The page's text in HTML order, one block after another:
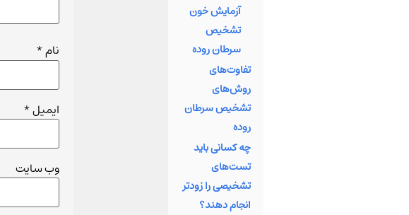
آزمایش خون
تشخیص
سرطان روده
تفاوت‌های
روش‌های
تشخیص سرطان
روده
چه کسانی باید
تست‌های
تشخیصی را زودتر
انجام دهند؟
تیم پزشکی
آنی آزما را
پایه‌گذاری
کند.
نام*
ایمیل*
وب‌ سایت